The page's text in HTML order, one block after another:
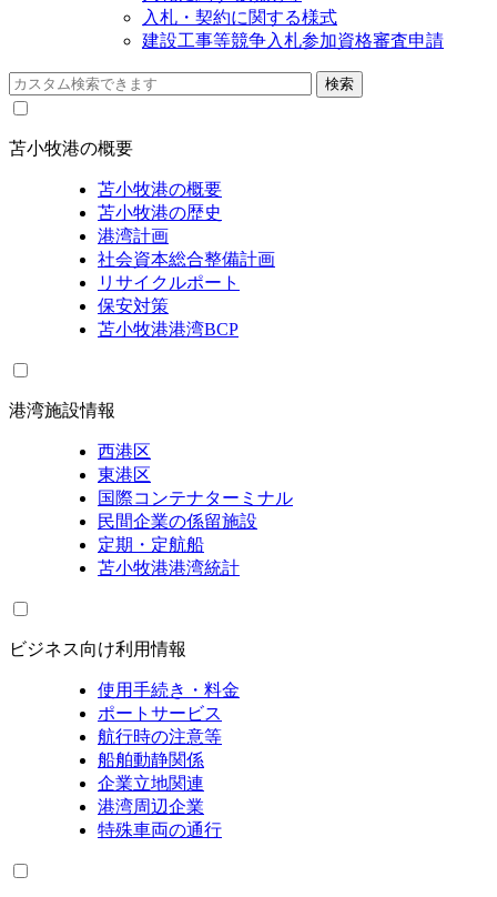
入札・契約に関する様式
建設工事等競争入札参加資格審査申請
苫小牧港の概要
苫小牧港の概要
苫小牧港の歴史
港湾計画
社会資本総合整備計画
リサイクルポート
保安対策
苫小牧港港湾BCP
港湾施設情報
西港区
東港区
国際コンテナターミナル
民間企業の係留施設
定期・定航船
苫小牧港港湾統計
ビジネス向け利用情報
使用手続き・料金
ポートサービス
航行時の注意等
船舶動静関係
企業立地関連
港湾周辺企業
特殊車両の通行